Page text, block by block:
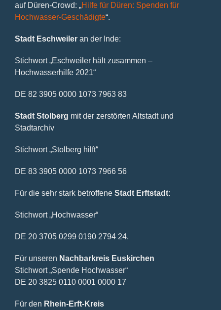
auf Düren-Crowd: „Hilfe für Düren: Spenden für
Hochwasser-Geschädigte“.
Stadt Eschweiler an der Inde:
Stichwort „Eschweiler hält zusammen –
Hochwasserhilfe 2021“
DE 82 3905 0000 1073 7963 83
Stadt Stolberg mit der zerstörten Altstadt und
Stadtarchiv
Stichwort „Stolberg hilft“
DE 83 3905 0000 1073 7966 56
Für die sehr stark betroffene Stadt Erftstadt:
Stichwort „Hochwasser“
DE 20 3705 0299 0190 2794 24.
Für unseren Nachbarkreis Euskirchen
Stichwort „Spende Hochwasser“
DE 20 3825 0110 0001 0000 17
Für den Rhein-Erft-Kreis